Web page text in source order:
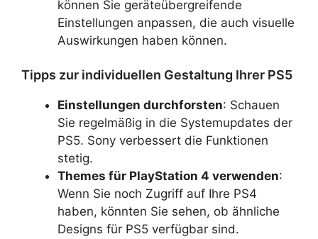
können Sie geräteübergreifende
Einstellungen anpassen, die auch visuelle
Auswirkungen haben können.
Tipps zur individuellen Gestaltung Ihrer PS5
Einstellungen durchforsten: Schauen
Sie regelmäßig in die Systemupdates der
PS5. Sony verbessert die Funktionen
stetig.
Themes für PlayStation 4 verwenden:
Wenn Sie noch Zugriff auf Ihre PS4
haben, könnten Sie sehen, ob ähnliche
Designs für PS5 verfügbar sind.